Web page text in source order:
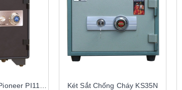
Két Sắt Chống Cháy KS35N